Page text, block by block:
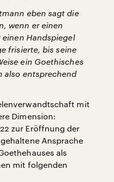
eben sagt die
wenn er einen
Handspiegel
frisierte, bis seine
ein Goethisches
also entsprechend
mit
Dimension:
zur Eröffnung der
Ansprache
als
mit folgenden